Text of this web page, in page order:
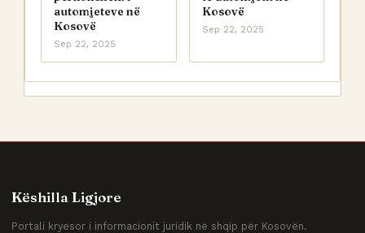
automjeteve në
Kosovë
Sep 22, 2025
Kosovë
Sep 22, 2025
Këshilla Ligjore
Portali kryesor i informacionit juridik në shqip për Kosovën.